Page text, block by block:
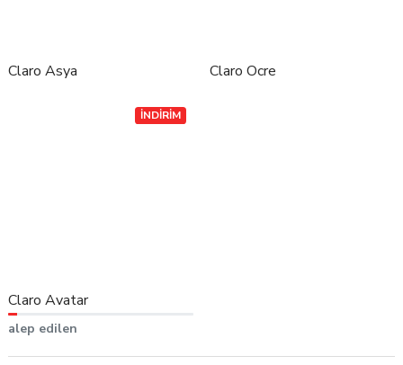
Claro Asya Claro Ocre
İNDİRİM
Claro Avatar
alep edilen